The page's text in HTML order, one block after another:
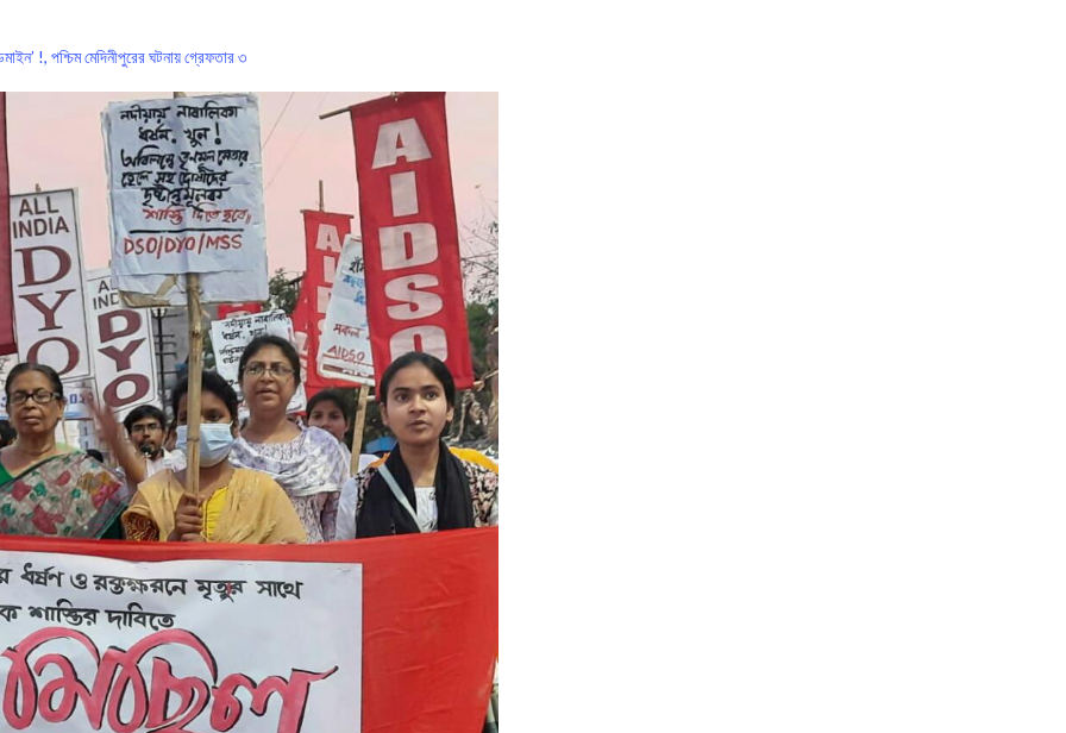
!, পশ্চিম মেদিনীপুরের ঘটনায় গ্রেফতার ৩